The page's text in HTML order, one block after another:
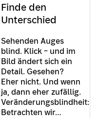
Finde den
Unterschied
Sehenden Auges
blind. Klick – und im
Bild ändert sich ein
Detail. Gesehen?
Eher nicht. Und wenn
ja, dann eher zufällig.
Veränderungsblindheit:
Betrachten wir…